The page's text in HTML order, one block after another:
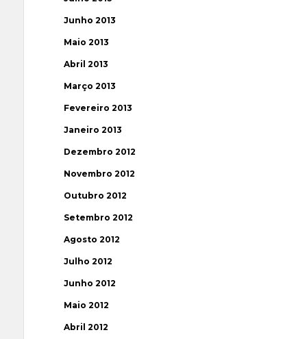
Junho 2013
Maio 2013
Abril 2013
Março 2013
Fevereiro 2013
Janeiro 2013
Dezembro 2012
Novembro 2012
Outubro 2012
Setembro 2012
Agosto 2012
Julho 2012
Junho 2012
Maio 2012
Abril 2012